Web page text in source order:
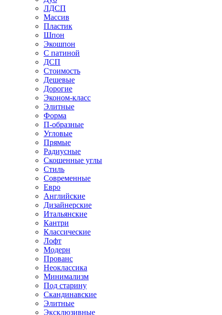
ЛДСП
Массив
Пластик
Шпон
Экошпон
С патиной
ДСП
Стоимость
Дешевые
Дорогие
Эконом-класс
Элитные
Форма
П-образные
Угловые
Прямые
Радиусные
Скошенные углы
Стиль
Современные
Евро
Английские
Дизайнерские
Итальянские
Кантри
Классические
Лофт
Модерн
Прованс
Неоклассика
Минимализм
Под старину
Скандинавские
Элитные
Эксклюзивные